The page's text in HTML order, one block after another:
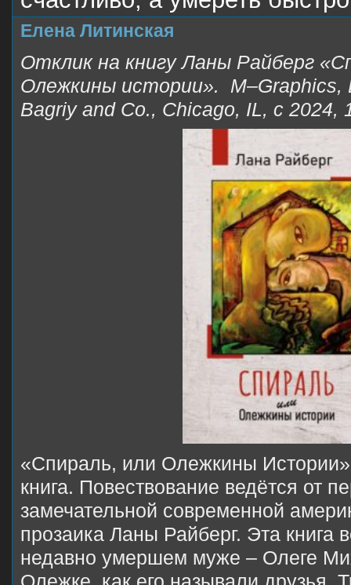
Елена Литинская
Отклик на книгу Ланы Райберг
Олежкины истории». M–Graphics,
Bagriy and Co., Chicago, IL, с 2024,
«Спираль, или Олежкины
книга. Повествование ведётся от
замечательной современной
прозаика Ланы Райберг. Эта книга
недавно умершем муже – Олеге